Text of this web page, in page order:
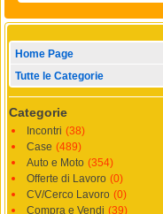
Home Page
Tutte le Categorie
Categorie
Incontri (38)
Case (489)
Auto e Moto (354)
Offerte di Lavoro (0)
CV/Cerco Lavoro (0)
Compra e Vendi (39)